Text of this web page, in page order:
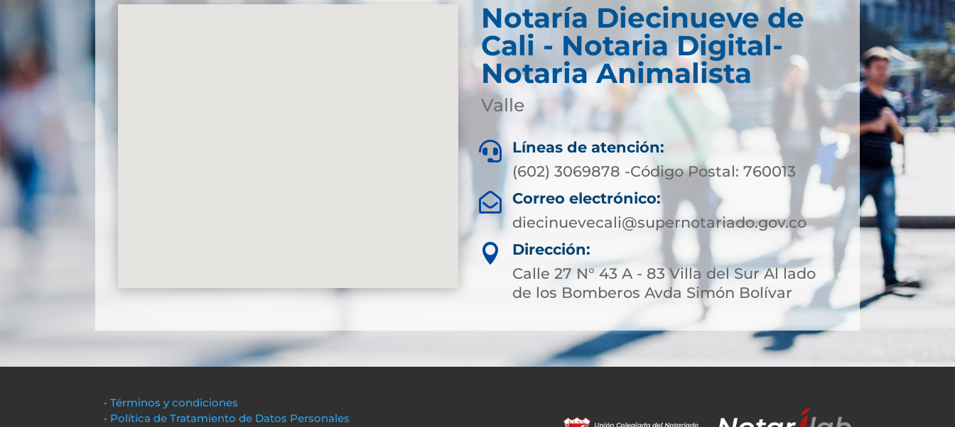
Notaría Diecinueve de
Cali - Notaria Digital-
Notaria Animalista
Valle

Líneas de atención:
(602) 3069878 -Código Postal: 760013

Correo electrónico:
diecinuevecali@supernotariado.gov.co

Dirección:
Calle 27 N° 43 A - 83 Villa del Sur Al lado
de los Bomberos Avda Simón Bolívar
• Términos y condiciones
• Política de Tratamiento de Datos Personales